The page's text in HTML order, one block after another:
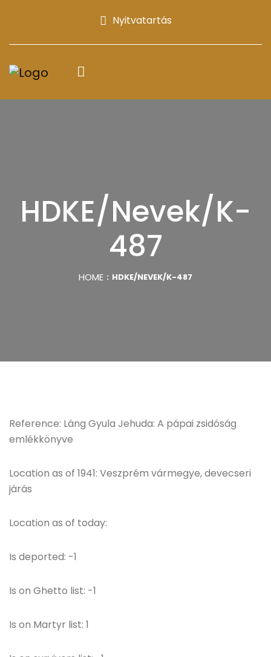
Nyitvatartás
HDKE/Nevek/K-
487
HOME HDKE/NEVEK/K-487
Reference: Láng Gyula Jehuda: A pápai zsidóság
emlékkönyve
Location as of 1941: Veszprém vármegye, devecseri
járás
Location as of today:
Is deported: -1
Is on Ghetto list: -1
Is on Martyr list: 1